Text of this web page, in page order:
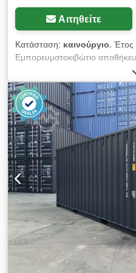
Αιτηθείτε
Κατάσταση: καινούργιο, Έτος
Εμπορευματοκιβώτιο
(έτος κατασκευής 2025 /
ποιότητας θαλάσσιο κοντέινερ
κατάσταση – ιδανικό ως
κοντέινερ εργοταξίου ή για
πλεονεκτήματά σας με μια
2026 – σχεδόν καινούργιο 💪
κατασκευή (πάχος
νερό 🔐 Ασφαλές κλείδωμα με
πιστοποίηση CSC –
αερισμό για προστασία από
ποιότητας από ξύλο 🛠️
στο πάτωμα 📏 Διαστάσεις &
διαστάσεις: 6.058 × 2.438 ×
διαστάσεις: 5.898 × 2.350 ×
2.343 mm 🧱 Όγκος: περ. 33
Φόρτωση: έως 30 t Αυτά τα